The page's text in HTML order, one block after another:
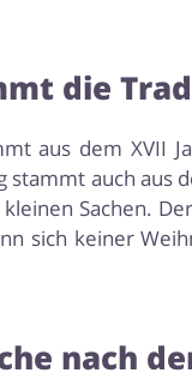
die
aus dem XVII
auch
Sachen.
sich keiner
nach